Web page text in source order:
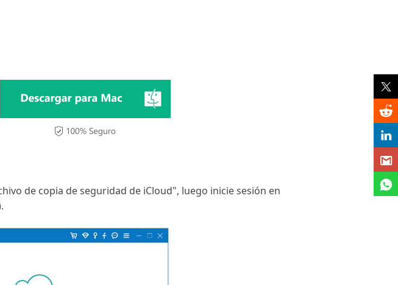
de copia de seguridad de iCloud", luego inicie sesión en